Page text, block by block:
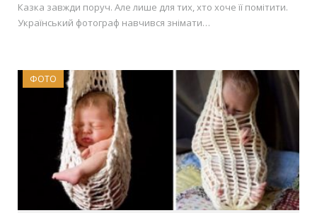
Казка завжди поруч. Але лише для тих, хто хоче її помітити.
Український фотограф навчився знімати…
ФОТО